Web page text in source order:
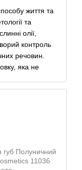
життя та
та
олії,
контроль
речовин.
яка не